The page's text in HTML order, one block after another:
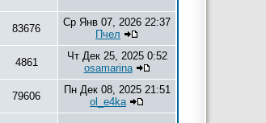
83676
Ср Янв 07, 2026 22:37
Пчел
4861
Чт Дек 25, 2025 0:52
osamarina
79606
Пн Дек 08, 2025 21:51
ol_e4ka